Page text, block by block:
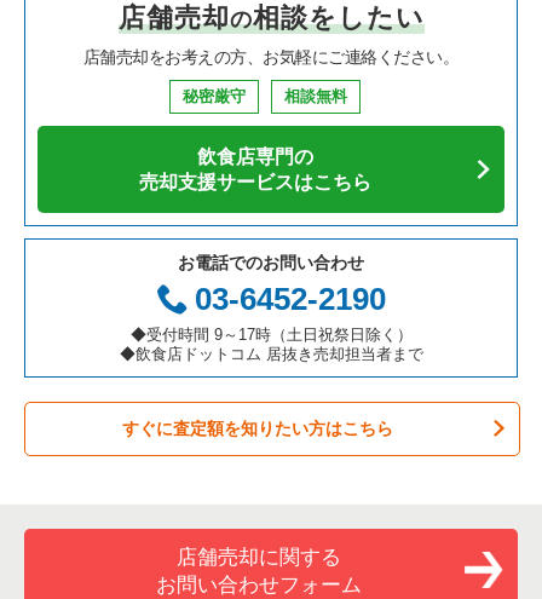
焼肉の居抜き売却物件の案件一覧
鉄板焼き・お好み焼の居抜き売却物件の案件一覧
カフェの居抜き売却物件の案件一覧
テイクアウトの居抜き売却物件の案件一覧
お弁当・惣菜・デリの居抜き売却物件の案件一覧
カラオケ・パブ・スナックの居抜き売却物件の案件一覧
バーの居抜き売却物件の案件一覧
居酒屋・ダイニングバーの居抜き売却物件の案件一覧
洋食の居抜き売却物件の案件一覧
大阪府の飲食店の居抜き売却物件の案件一覧
兵庫県の飲食店の居抜き売却物件の案件一覧
愛知県の飲食店の居抜き売却物件の案件一覧
岐阜県の飲食店の居抜き売却物件の案件一覧
三重県の飲食店の居抜き売却物件の案件一覧
横浜市鶴見区の飲食店の居抜き売却物件の案件一覧
川崎市中原区の飲食店の居抜き売却物件の案件一覧
横浜市南区の飲食店の居抜き売却物件の案件一覧
横浜市港北区の飲食店の居抜き売却物件の案件一覧
横浜市神奈川区の飲食店の居抜き売却物件の案件一覧
横浜市都筑区の飲食店の居抜き売却物件の案件一覧
横浜市西区の飲食店の居抜き売却物件の案件一覧
川崎市宮前区の飲食店の居抜き売却物件の案件一覧
川崎市幸区の飲食店の居抜き売却物件の案件一覧
神奈川県の中華の居抜き売却物件の案件一覧
神奈川県のそば・うどんの居抜き売却物件の案件一覧
神奈川県の焼肉の居抜き売却物件の案件一覧
神奈川県の鉄板焼き・お好み焼の居抜き売却物件の案件一覧
神奈川県のアジア料理の居抜き売却物件の案件一覧
神奈川県のカフェの居抜き売却物件の案件一覧
神奈川県のテイクアウトの居抜き売却物件の案件一覧
神奈川県のお弁当・惣菜・デリの居抜き売却物件の案件一覧
神奈川県のバーの居抜き売却物件の案件一覧
センター北駅の焼肉の居抜き売却物件の案件一覧
センター北駅のカフェの居抜き売却物件の案件一覧
センター北駅のバーの居抜き売却物件の案件一覧
店舗売却の相談をしたい
店舗売却をお考えの方、お気軽にご連絡ください。
秘密厳守 相談無料
飲食店専門の
売却支援サービスはこちら
お電話でのお問い合わせ
03-6452-2190
◆受付時間 9～17時（土日祝祭日除く）
◆飲食店ドットコム 居抜き売却担当者まで
すぐに査定額を知りたい方はこちら
店舗売却に関する
お問い合わせフォーム